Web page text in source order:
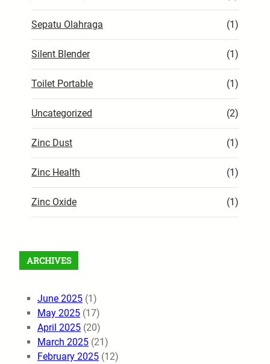
Sepatu Olahraga (1)
Silent Blender (1)
Toilet Portable (1)
Uncategorized (2)
Zinc Dust (1)
Zinc Health (1)
Zinc Oxide (1)
ARCHIVES
June 2025 (1)
May 2025 (17)
April 2025 (20)
March 2025 (21)
February 2025 (12)